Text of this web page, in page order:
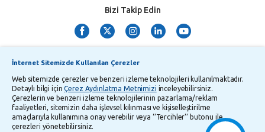
Bizi Takip Edin
TMSF ve YTM Zaman Aşımı Listesi Bilgi Toplumu Hizmetleri
Kişisel Verilerin Korunması Gizlilik Politikası Çerez Aydınlatma Metni
İnternet Sitemizde Kullanılan Çerezler
Web sitemizde çerezler ve benzeri izleme teknolojileri kullanılmaktadır.
Detaylı bilgi içinÇerez Aydınlatma Metnimizi inceleyebilirsiniz.
Çerezlerin ve benzeri izleme teknolojilerinin pazarlama/reklam
faaliyetleri, sitemizin daha işlevsel kılınması ve kişiselleştirilme
amaçlarıyla kullanımına onay verebilir veya ‘’Tercihler’’ butonu ile
çerezleri yönetebilirsiniz.